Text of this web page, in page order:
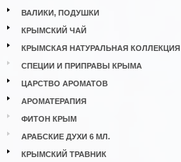
ВАЛИКИ, ПОДУШКИ
КРЫМСКИЙ ЧАЙ
КРЫМСКАЯ НАТУРАЛЬНАЯ КОЛЛЕКЦИЯ
СПЕЦИИ И ПРИПРАВЫ КРЫМА
ЦАРСТВО АРОМАТОВ
АРОМАТЕРАПИЯ
ФИТОН КРЫМ
АРАБСКИЕ ДУХИ 6 МЛ.
КРЫМСКИЙ ТРАВНИК